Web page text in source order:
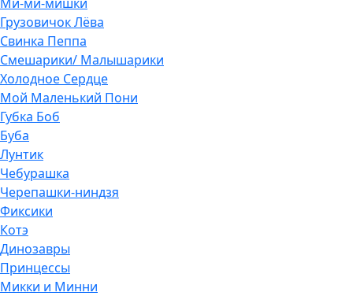
Грузовичок Лёва
Свинка Пеппа
Смешарики/ Малышарики
Холодное Сердце
Мой Маленький Пони
Губка Боб
Буба
Лунтик
Чебурашка
Черепашки-ниндзя
Фиксики
Котэ
Динозавры
Принцессы
Микки и Минни